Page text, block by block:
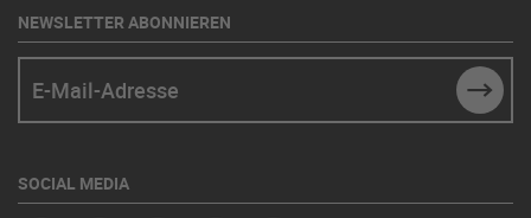
NEWSLETTER ABONNIEREN
SOCIAL MEDIA